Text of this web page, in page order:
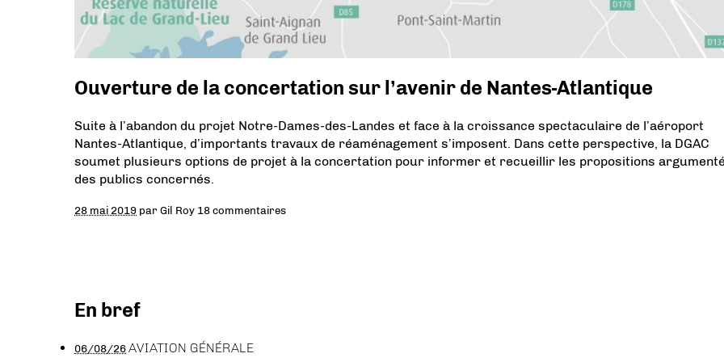
Ouverture de la concertation sur l’avenir de Nantes-Atlantique
Suite à l’abandon du projet Notre-Dames-des-Landes et face à la croissance spectaculaire de l’aéroport
Nantes-Atlantique, d’importants travaux de réaménagement s’imposent. Dans cette perspective, la DGAC
soumet plusieurs options de projet à la concertation pour informer et recueillir les propositions
des publics concernés.
28 mai 2019 parGil Roy 18 commentaires
En bref
06/08/26AVIATION GÉNÉRALE